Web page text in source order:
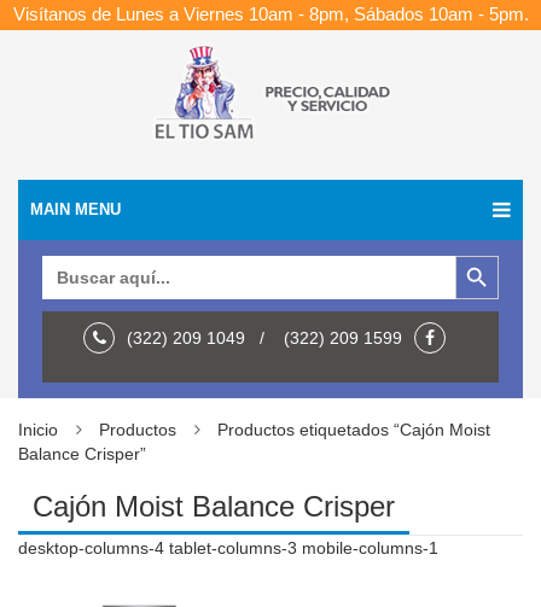
Visítanos de Lunes a Viernes 10am - 8pm, Sábados 10am - 5pm.
MAIN MENU
Botón de búsqueda
(322) 209 1049 / (322) 209 1599
Inicio Productos
Productos etiquetados “Cajón Moist
Balance Crisper”
Cajón Moist Balance Crisper
desktop-columns-4 tablet-columns-3 mobile-columns-1